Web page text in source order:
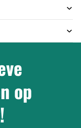
op